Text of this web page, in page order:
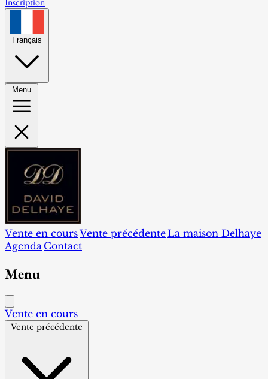
Français
Menu
Vente en coursVente précédente La maison Delhaye
Agenda Contact
Menu
Vente en cours
Vente précédente